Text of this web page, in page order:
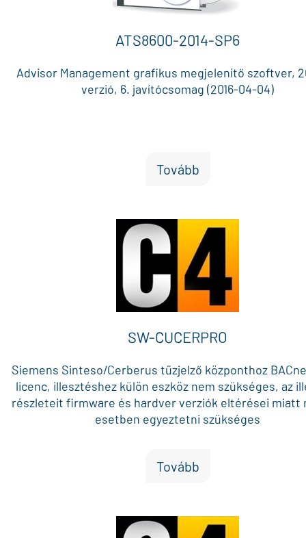
ATS8600-2014-SP6
Advisor Management grafikus megjelenítő szoftver,
verzió, 6. javítócsomag (2016-04-04)
Tovább
SW-CUCERPRO
Siemens Sinteso/Cerberus tűzjelző központhoz
licenc, illesztéshez külön eszköz nem szükséges, az
részleteit firmware és hardver verziók eltérései miatt
esetben egyeztetni szükséges
Tovább